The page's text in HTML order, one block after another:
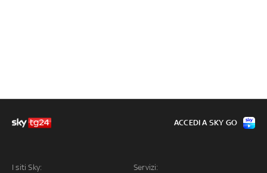
I siti Sky: Servizi:
ACCEDI A SKY GO